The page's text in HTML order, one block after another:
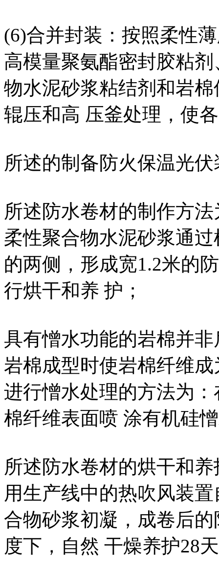
(6)合并封装：按照柔性
高模量聚氨酯密封胶粘
物水泥砂浆粘结剂和岩
辊压和高 压釜处理，使
所述的制备防火保温光
所述防水卷材的制作方
柔性聚合物水泥砂浆通
的两侧，形成宽1.2米的
行烘干和养 护；
具有憎水功能的岩棉并
岩棉成型时使岩棉纤维
进行憎水处理的方法为
棉纤维表面喷 涂有机硅
所述防水卷材的烘干和
用生产线中的热吹风装
合物砂浆初凝，成卷后
度下，自然 干燥养护28